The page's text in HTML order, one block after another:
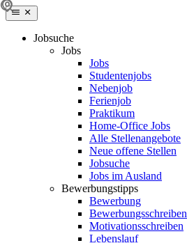
Jobsuche
Jobs
Jobs
Studentenjobs
Nebenjob
Ferienjob
Praktikum
Home-Office Jobs
Alle Stellenangebote
Neue offene Stellen
Jobsuche
Jobs im Ausland
Bewerbungstipps
Bewerbung
Bewerbungsschreiben
Motivationsschreiben
Lebenslauf